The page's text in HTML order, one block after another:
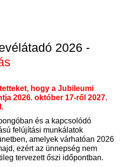
2026 -
hogy a Jubileumi
2026. október 17-ről 2027.
és a kapcsolódó
felújítási munkálatok
amelyek várhatóan 2026
ezért az ünnepség nem
tervezett őszi időpontban.